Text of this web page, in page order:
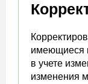
имеющиеся
в учете
изменения